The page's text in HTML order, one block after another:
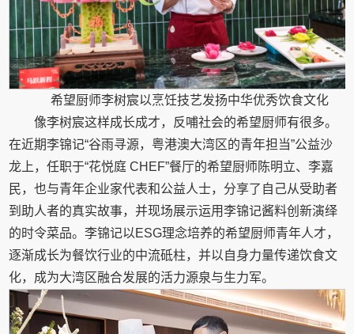
希望厨师李树宸以烹饪技艺发扬中华优秀饮食文化
像李树宸这样成长成才，反哺社会的希望厨师有很多。
在近期李锦记“谷雨寻源，粤港澳大湾区的青年担当”公益沙
龙上，任职于“花悦庭 CHEF”餐厅的希望厨师陈明立、李嘉
民，也与青年企业家代表和公益人士，分享了自己从受助者
到助人者的真实故事，并现场展示运用李锦记酱料创新演绎
的时令菜品。李锦记以ESG理念培养的希望厨师青年人才，
逐渐成长为餐饮行业的中流砥柱，并以自身力量传递饮食文
化，成为大湾区融合发展的活力源泉与生力军。